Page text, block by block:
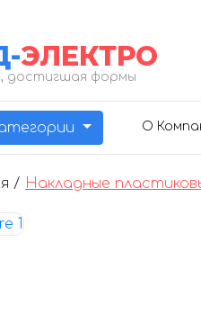
ЭЛЕКТРО
достигшая формы
О
/ Накладные